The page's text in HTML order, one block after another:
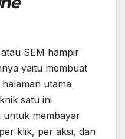
atau SEM hampir
yaitu membuat
utama
satu ini
untuk membayar
klik, per aksi, dan